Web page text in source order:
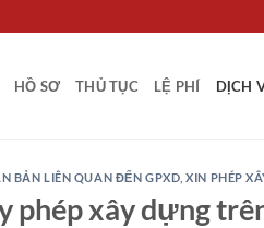
HỒ SƠ THỦ TỤC LỆ PHÍ DỊCH
BẢN LIÊN QUAN ĐẾN GPXD ,XIN PHÉP
phép xây dựng